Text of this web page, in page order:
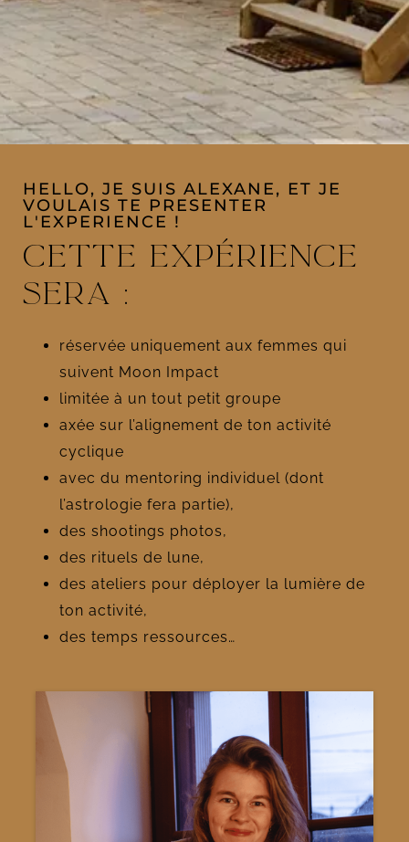
HELLO, JE SUIS ALEXANE, ET JE
VOULAIS TE PRESENTER
L'EXPERIENCE !
Cette expérience
sera :
réservée uniquement aux femmes qui
suivent Moon Impact
limitée à un tout petit groupe
axée sur l’alignement de ton activité
cyclique
avec du mentoring individuel (dont
l’astrologie fera partie),
des shootings photos,
des rituels de lune,
des ateliers pour déployer la lumière de
ton activité,
des temps ressources…